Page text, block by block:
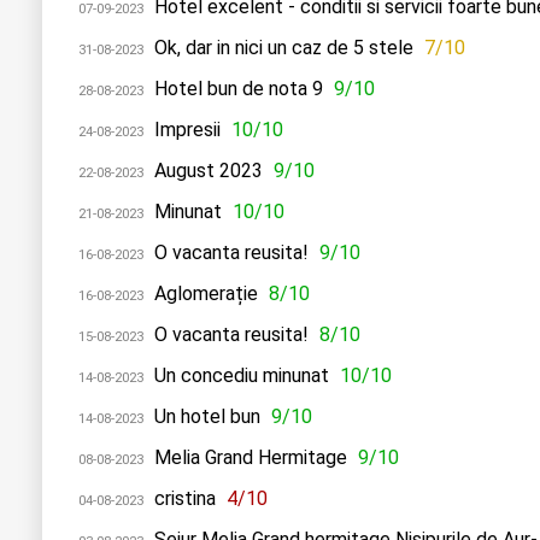
07-09-2023 Hotel excelent - conditii si servicii foarte
31-08-2023 Ok, dar in nici un caz de 5 stele 7/10
28-08-2023 Hotel bun de nota 9 9/10
24-08-2023 Impresii 10/10
22-08-2023 August 2023 9/10
21-08-2023 Minunat 10/10
16-08-2023 O vacanta reusita! 9/10
16-08-2023 Aglomerație 8/10
15-08-2023 O vacanta reusita! 8/10
14-08-2023 Un concediu minunat 10/10
14-08-2023 Un hotel bun 9/10
08-08-2023 Melia Grand Hermitage 9/10
04-08-2023 cristina 4/10